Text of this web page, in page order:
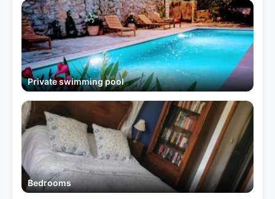
Private swimming pool
Bedrooms